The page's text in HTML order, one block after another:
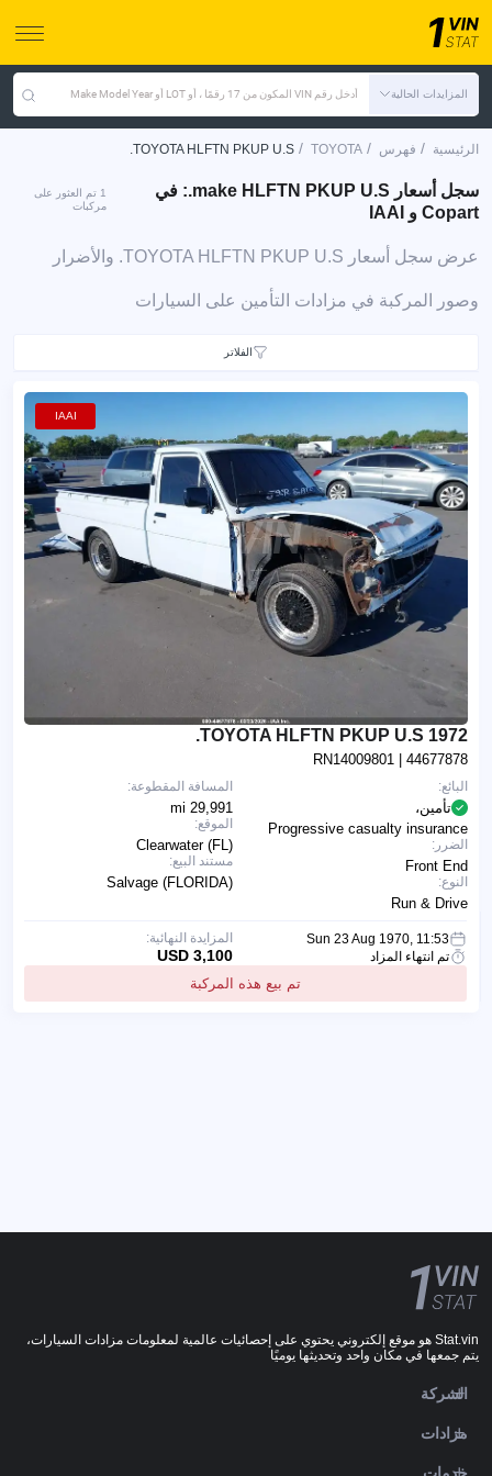
المزايدات الحالية أدخل رقم VIN المكون من 17 رقمًا ، أو LOT أو Make Model Year
الرئيسية / فهرس /
TOYOTA
/
TOYOTA HLFTN PKUP U.S.
سجل أسعار make HLFTN PKUP U.S.: في
Copart و IAAI
1 تم العثور على
مركبات
عرض سجل أسعار TOYOTA HLFTN PKUP U.S. والأضرار
وصور المركبة في مزادات التأمين على السيارات
الفلاتر
IAAI
1972 TOYOTA HLFTN PKUP U.S.
RN14009801 | 44677878
المسافة المقطوعة:
29,991 mi
الموقع:
Clearwater (FL)
مستند البيع:
Salvage (FLORIDA)
البائع:
تأمين،
Progressive casualty insurance
الضرر:
Front End
النوع:
Run & Drive
Sun 23 Aug 1970, 11:53
تم انتهاء المزاد
تم بيع هذه المركبة
المزايدة النهائية:
3,100 USD
Stat.vin هو موقع إلكتروني يحتوي على إحصائيات عالمية لمعلومات مزادات السيارات،
يتم جمعها في مكان واحد وتحديثها يوميًا
الشركة
مزادات